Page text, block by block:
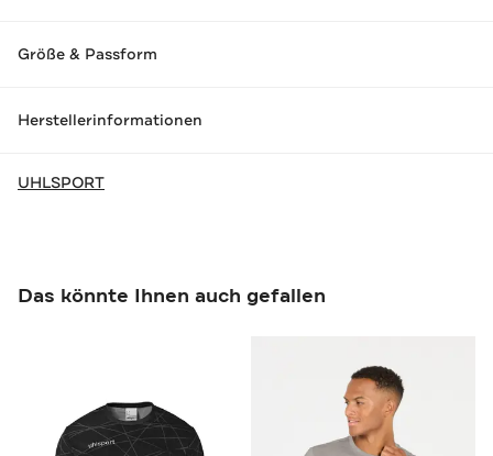
Größe & Passform
Herstellerinformationen
UHLSPORT
Das könnte Ihnen auch gefallen